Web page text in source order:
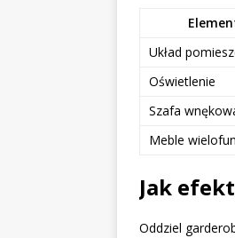
Układ
Oświetlenie
Szafa
Meble
Jak
Oddziel